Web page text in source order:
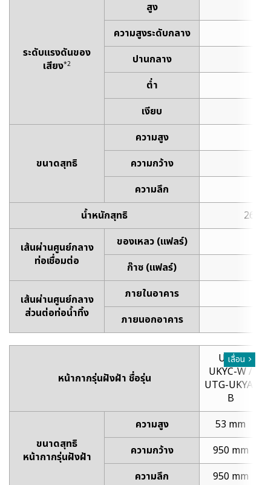
ระดับแรงดันของ
เสียง*2
สูง
ความสูงระดับกลาง
ปานกลาง
ต่ำ
เงียบ
ขนาดสุทธิ
ความสูง
ความกว้าง
ความลึก
น้ำหนักสุทธิ
26.5
เส้นผ่านศูนย์กลาง
ท่อเชื่อมต่อ
ของเหลว (แฟลร์)
ก๊าซ (แฟลร์)
เส้นผ่านศูนย์กลาง
ส่วนต่อท่อน้ำทิ้ง
ภายในอาคาร
ภายนอกอาคาร
หน้ากากรุ่นฝังฝ้า ชื่อรุ่น
UTG-
UKYC-W /
UTG-UKYA-
B
ขนาดสุทธิ
หน้ากากรุ่นฝังฝ้า
ความสูง
53 mm
ความกว้าง
950 mm
ความลึก
950 mm
เลื่อน